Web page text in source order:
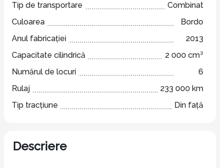
Tip de transportare
Combinat
Culoarea
Bordo
Anul fabricației
2013
Capacitate cilindrică
2 000 cm³
Numărul de locuri
6
Rulaj
233 000 km
Tip tracțiune
Din față
Descriere